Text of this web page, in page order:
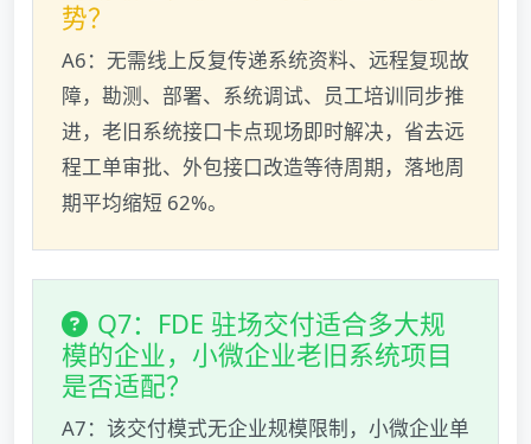
势？
A6：无需线上反复传递系统资料、远程复现故
障，勘测、部署、系统调试、员工培训同步推
进，老旧系统接口卡点现场即时解决，省去远
程工单审批、外包接口改造等待周期，落地周
期平均缩短 62%。
Q7：FDE 驻场交付适合多大规
模的企业，小微企业老旧系统项目
是否适配？
A7：该交付模式无企业规模限制，小微企业单